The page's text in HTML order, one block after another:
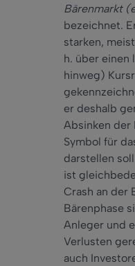
Bärenmarkt
bezeichnet.
starken,
h. über einen
hinweg)
er deshalb
Absinken der
Symbol für
darstellen
ist
Crash an der
Bärenphase
Anleger und
Verlusten
auch